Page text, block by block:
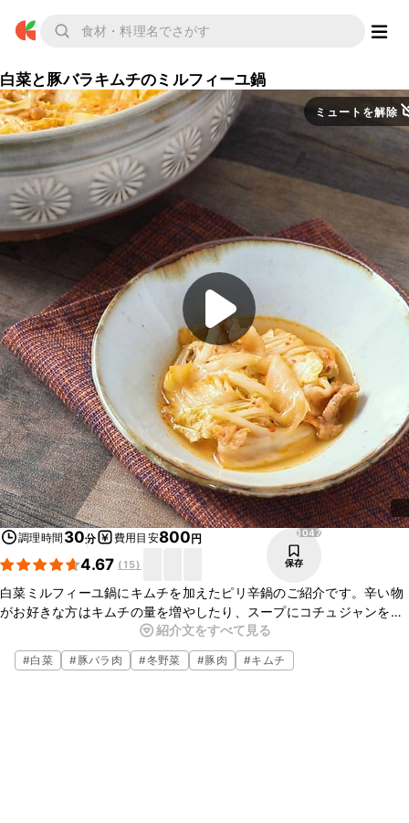
白菜と豚バラキムチのミルフィーユ鍋
ミュートを解除
調理時間 30分 費用目安800円
4.67 (15)
1047
保存
白菜ミルフィーユ鍋にキムチを加えたピリ辛鍋のご紹介です。辛い物
がお好きな方はキムチの量を増やしたり、スープにコチュジャンを加
えても美味しくいただけますよ。アレンジとして上にチーズをかけて
まろやかにもいただけます。ぜひお試しください。
紹介文をすべて見る
#白菜 #豚バラ肉 #冬野菜 #豚肉 #キムチ